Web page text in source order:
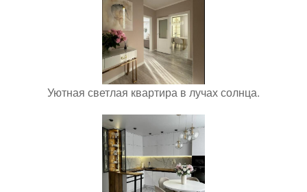
Уютная светлая квартира в лучах солнца.